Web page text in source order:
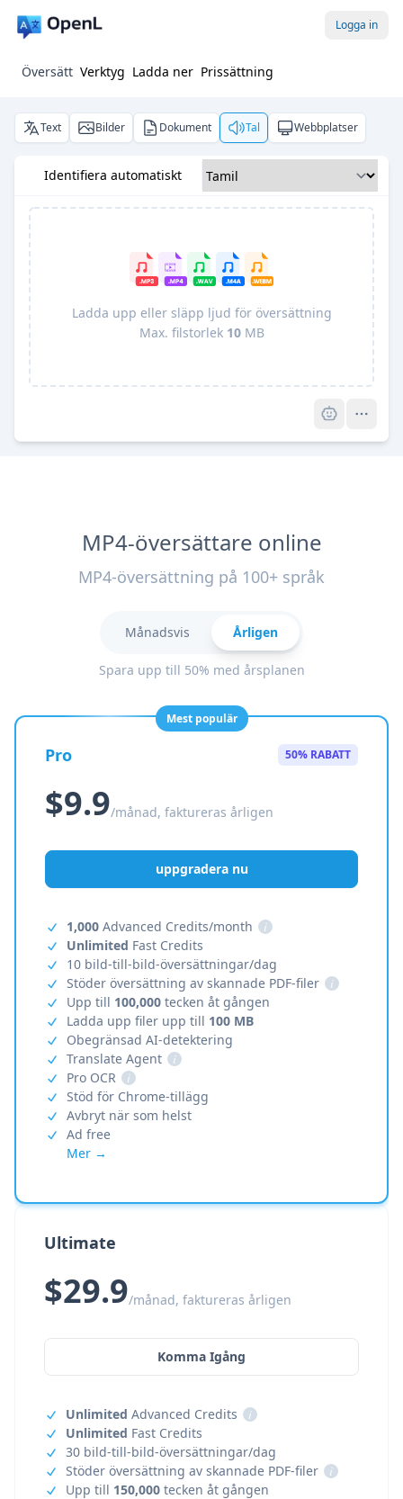
Logga in
Översätt Verktyg Ladda ner Prissättning
Text Bilder Dokument Tal Webbplatser
Identifiera automatiskt
Ladda upp eller släpp ljud för översättning
Max. filstorlek 10MB
MP4-översättare online
MP4-översättning på 100+ språk
Månadsvis Årligen
Spara upp till 50% med årsplanen
Mest populär
Pro 50% RABATT
$9.9/månad, faktureras årligen
uppgradera nu
1,000 Advanced Credits/month
i
Unlimited Fast Credits
10 bild-till-bild-översättningar/dag
Stöder översättning av skannade PDF-filer
i
Upp till 100,000 tecken åt gången
Ladda upp filer upp till 100 MB
Obegränsad AI-detektering
Translate Agent
i
Pro OCR
i
Stöd för Chrome-tillägg
Avbryt när som helst
Ad free
Mer →
Ultimate
$29.9/månad, faktureras årligen
Komma Igång
Unlimited Advanced Credits
i
Unlimited Fast Credits
30 bild-till-bild-översättningar/dag
Stöder översättning av skannade PDF-filer
i
Upp till 150,000 tecken åt gången